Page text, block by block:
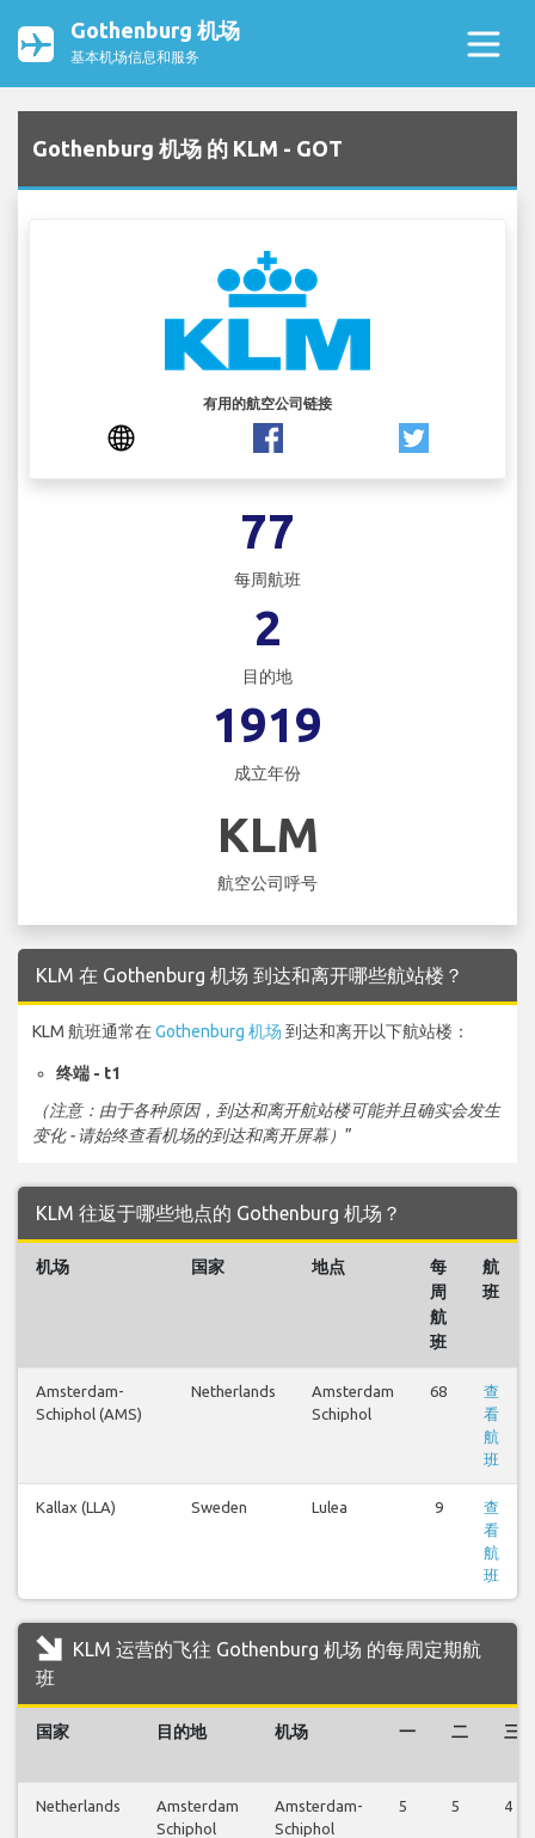
Gothenburg 机场
基本机场信息和服务
Gothenburg 机场 的 KLM - GOT
有用的航空公司链接
77
每周航班
2
目的地
1919
成立年份
KLM
航空公司呼号
KLM 在 Gothenburg 机场 到达和离开哪些航站楼？
KLM 航班通常在Gothenburg 机场 到达和离开以下航站楼：
终端 - t1
（注意：由于各种原因，到达和离开航站楼可能并且确实会发生
变化 - 请始终查看机场的到达和离开屏幕） ”
KLM 往返于哪些地点的 Gothenburg 机场？
机场 国家 地点
每
周
航
班
航
班
Amsterdam-
Schiphol (AMS)
Netherlands
Amsterdam
Schiphol
68
查
看
航
班
Kallax (LLA) Sweden Lulea 9
查
看
航
班
KLM 运营的飞往 Gothenburg 机场 的每周定期航
班
国家 目的地 机场 一 二 三
Netherlands
Amsterdam
Schiphol
Amsterdam-
Schiphol
5 5 4